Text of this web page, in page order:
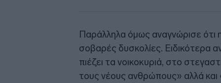
Παράλληλα όμως αναγνώρισε ότι
σοβαρές δυσκολίες. Ειδικότερα
πιέζει τα νοικοκυριά, στο
τους νέους ανθρώπους» αλλά και